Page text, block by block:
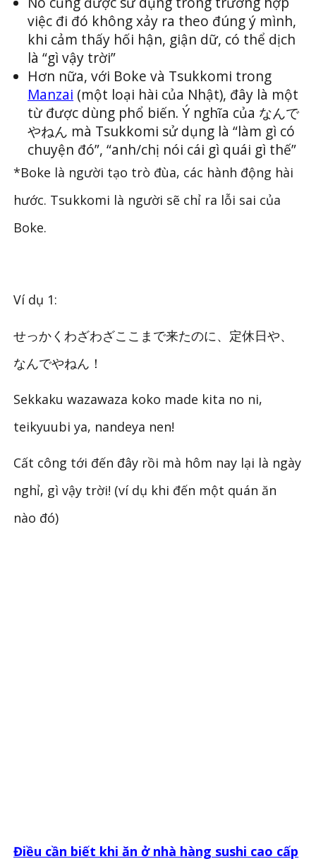
việc đi đó không xảy ra theo đúng ý mình,
khi cảm thấy hối hận, giận dữ, có thể dịch
là “gì vậy trời”
Hơn nữa, với Boke và Tsukkomi trong
Manzai (một loại hài của Nhật), đây là một
từ được dùng phổ biến. Ý nghĩa của なんで
やねん mà Tsukkomi sử dụng là “làm gì có
chuyện đó”, “anh/chị nói cái gì quái gì thế”
*Boke là người tạo trò đùa, các hành động hài
hước. Tsukkomi là người sẽ chỉ ra lỗi sai của
Boke.
Ví dụ 1:
せっかくわざわざここまで来たのに、定休日や、
なんでやねん！
Sekkaku wazawaza koko made kita no ni,
teikyuubi ya, nandeya nen!
Cất công tới đến đây rồi mà hôm nay lại là ngày
nghỉ, gì vậy trời! (ví dụ khi đến một quán ăn
nào đó)
Điều cần biết khi ăn ở nhà hàng sushi cao cấp